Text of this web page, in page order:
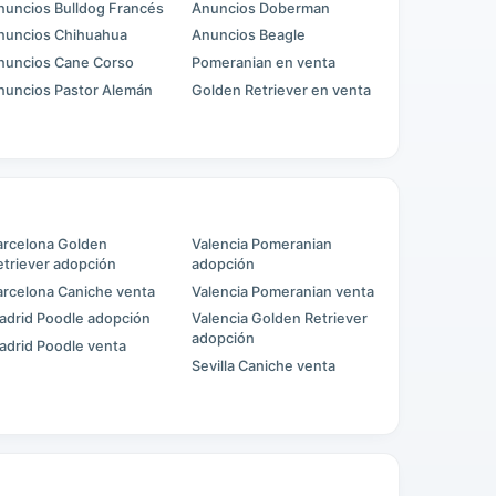
Bulldog Francés
Chihuahua
Cane Corso
Pastor Alemán
Anuncios Doberman
Anuncios Beagle
Pomeranian en venta
Golden Retriever en venta
Golden
adopción
Caniche venta
Poodle adopción
Poodle venta
Valencia Pomeranian
adopción
Valencia Pomeranian venta
Valencia Golden Retriever
adopción
Sevilla Caniche venta